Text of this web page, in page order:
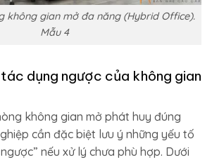
không gian mở đa năng (Hybrid Office).
Mẫu 4
dụng ngược của không gian
không gian mở phát huy đúng
cần đặc biệt lưu ý những yếu tố
nếu xử lý chưa phù hợp. Dưới